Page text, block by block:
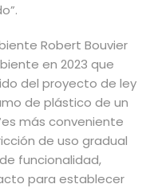
Robert Bouvier
en 2023 que
del proyecto de ley
de plástico de un
más conveniente
de uso gradual
funcionalidad,
para establecer